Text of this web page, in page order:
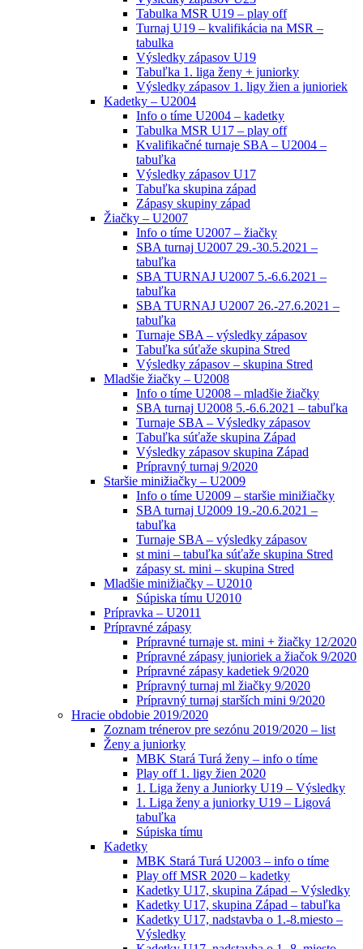
Tabulka MSR U19 – play off
Turnaj U19 – kvalifikácia na MSR –
tabulka
Výsledky zápasov U19
Tabuľka 1. liga ženy + juniorky
Výsledky zápasov 1. ligy žien a junioriek
Kadetky – U2004
Info o tíme U2004 – kadetky
Tabulka MSR U17 – play off
Kvalifikačné turnaje SBA – U2004 –
tabuľka
Výsledky zápasov U17
Tabuľka skupina západ
Zápasy skupiny západ
Žiačky – U2007
Info o tíme U2007 – žiačky
SBA turnaj U2007 29.-30.5.2021 –
tabuľka
SBA TURNAJ U2007 5.-6.6.2021 –
tabuľka
SBA TURNAJ U2007 26.-27.6.2021 –
tabuľka
Turnaje SBA – výsledky zápasov
Tabuľka súťaže skupina Stred
Výsledky zápasov – skupina Stred
Mladšie žiačky – U2008
Info o tíme U2008 – mladšie žiačky
SBA turnaj U2008 5.-6.6.2021 – tabuľka
Turnaje SBA – Výsledky zápasov
Tabuľka súťaže skupina Západ
Výsledky zápasov skupina Západ
Prípravný turnaj 9/2020
Staršie minižiačky – U2009
Info o tíme U2009 – staršie minižiačky
SBA turnaj U2009 19.-20.6.2021 –
tabuľka
Turnaje SBA – výsledky zápasov
st mini – tabuľka súťaže skupina Stred
zápasy st. mini – skupina Stred
Mladšie minižiačky – U2010
Súpiska tímu U2010
Prípravka – U2011
Prípravné zápasy
Prípravné turnaje st. mini + žiačky 12/2020
Prípravné zápasy junioriek a žiačok 9/2020
Prípravné zápasy kadetiek 9/2020
Prípravný turnaj ml žiačky 9/2020
Prípravný turnaj starších mini 9/2020
Hracie obdobie 2019/2020
Zoznam trénerov pre sezónu 2019/2020 – list
Ženy a juniorky
MBK Stará Turá ženy – info o tíme
Play off 1. ligy žien 2020
1. Liga ženy a Juniorky U19 – Výsledky
1. Liga ženy a juniorky U19 – Ligová
tabuľka
Súpiska tímu
Kadetky
MBK Stará Turá U2003 – info o tíme
Play off MSR 2020 – kadetky
Kadetky U17, skupina Západ – Výsledky
Kadetky U17, skupina Západ – tabuľka
Kadetky U17, nadstavba o 1.-8.miesto –
Výsledky